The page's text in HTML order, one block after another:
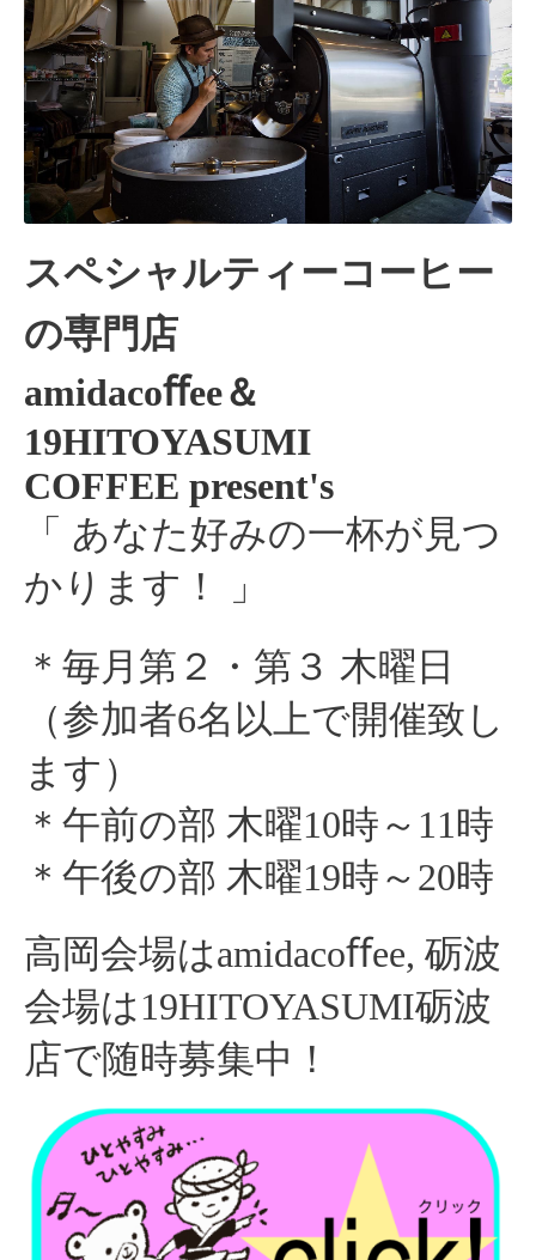
スペシャルティーコーヒー
の専門店
amidacoﬀee＆
19HITOYASUMI
COFFEE present's
「 あなた好みの一杯が見つ
かります！ 」
＊毎月第２・第３ 木曜日
（参加者6名以上で開催致し
ます）
＊午前の部 木曜10時～11時
＊午後の部 木曜19時～20時
高岡会場はamidacoﬀee, 砺波
会場は19HITOYASUMI砺波
店で随時募集中！